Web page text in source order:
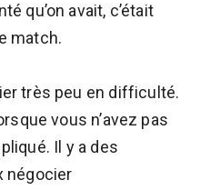
qu’on avait, c’était
match.
très peu en difficulté.
vous n’avez pas
Il y a des
négocier